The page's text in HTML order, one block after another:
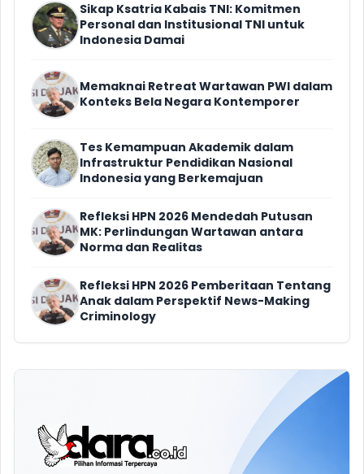
Sikap Ksatria Kabais TNI: Komitmen
Personal dan Institusional TNI untuk
Indonesia Damai
Memaknai Retreat Wartawan PWI dalam
Konteks Bela Negara Kontemporer
Tes Kemampuan Akademik dalam
Infrastruktur Pendidikan Nasional
Indonesia yang Berkemajuan
Refleksi HPN 2026 Mendedah Putusan
MK: Perlindungan Wartawan antara
Norma dan Realitas
Refleksi HPN 2026 Pemberitaan Tentang
Anak dalam Perspektif News-Making
Criminology